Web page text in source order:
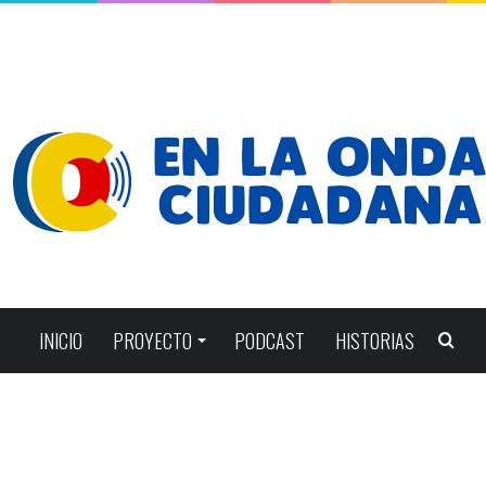
INICIO PROYECTO PODCAST HISTORIAS